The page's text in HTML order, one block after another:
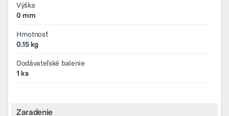
Výška
0 mm
Hmotnosť
0.15 kg
Dodávateľské balenie
1 ks
Zaradenie